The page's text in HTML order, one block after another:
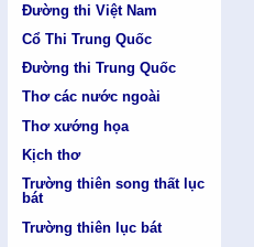
Đường thi Việt Nam
Cổ Thi Trung Quốc
Đường thi Trung Quốc
Thơ các nước ngoài
Thơ xướng họa
Kịch thơ
Trường thiên song thất lục
bát
Trường thiên lục bát